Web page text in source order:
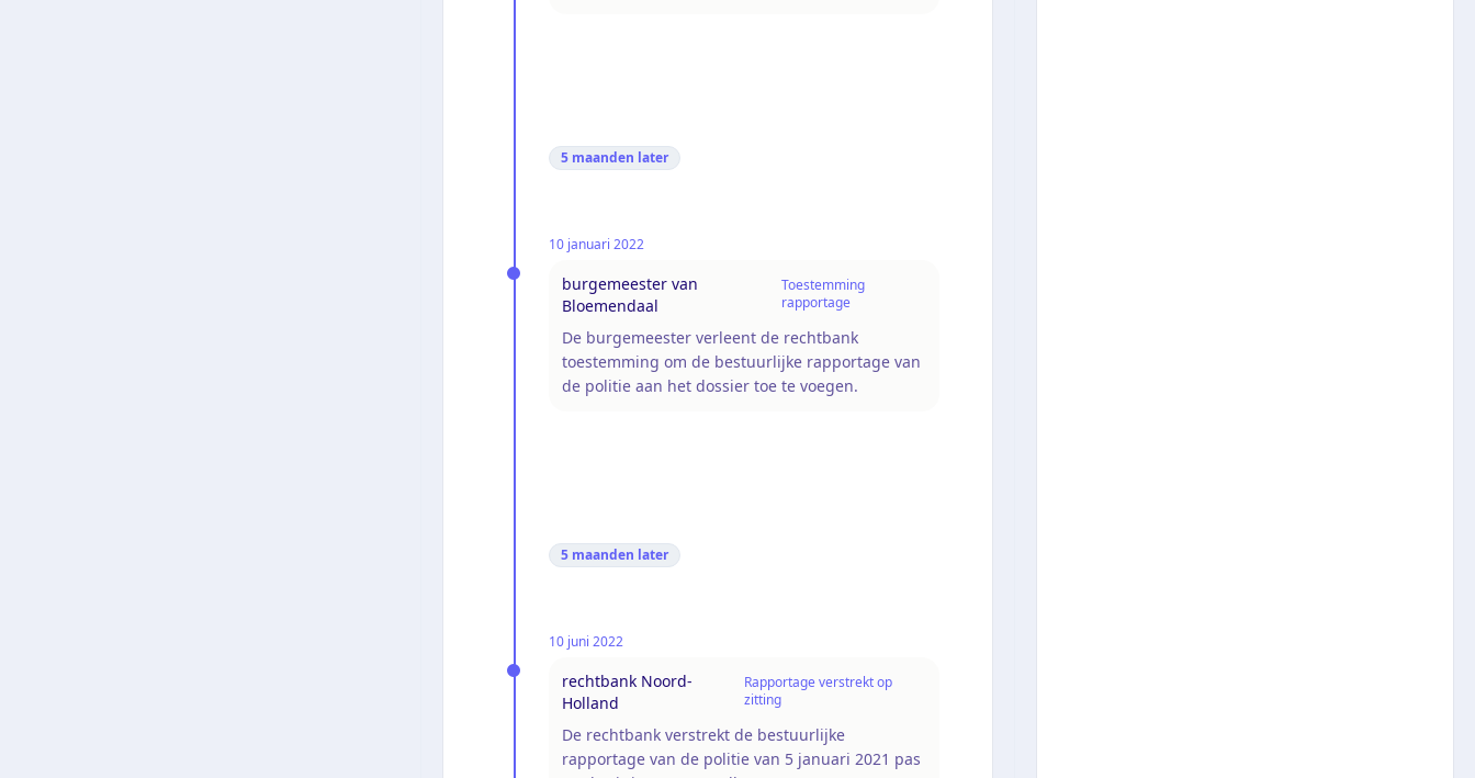
5 maanden later
10 januari 2022
burgemeester van
Bloemendaal
Toestemming
rapportage
De burgemeester verleent de rechtbank
toestemming om de bestuurlijke rapportage van
de politie aan het dossier toe te voegen.
5 maanden later
10 juni 2022
rechtbank Noord-
Holland
Rapportage verstrekt op
zitting
De rechtbank verstrekt de bestuurlijke
rapportage van de politie van 5 januari 2021 pas